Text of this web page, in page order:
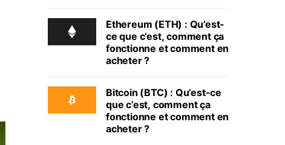
Ethereum (ETH) : Qu’est-
ce que c’est, comment ça
fonctionne et comment en
acheter ?
Bitcoin (BTC) : Qu’est-ce
que c’est, comment ça
fonctionne et comment en
acheter ?